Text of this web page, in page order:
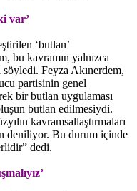
var’
‘butlan’
bu kavramın yalnızca
söyledi. Feyza Akınerdem,
partisinin genel
bir butlan uygulaması
butlan edilmesiydi.
kavramsallaştırmaları
deniliyor. Bu durum içinde
dedi.